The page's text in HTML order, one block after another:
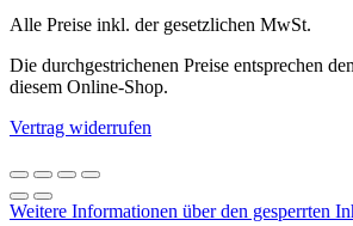
Alle Preise inkl. der gesetzlichen MwSt.
Die durchgestrichenen Preise entsprechen
diesem Online-Shop.
Vertrag widerrufen
Weitere Informationen über den gesperrten